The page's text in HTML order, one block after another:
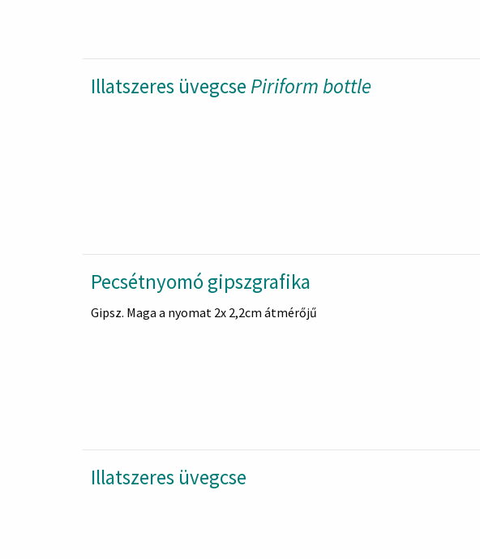
Illatszeres üvegcse Piriform bottle
Pecsétnyomó gipszgrafika
Gipsz. Maga a nyomat 2x 2,2cm átmérőjű
Illatszeres üvegcse